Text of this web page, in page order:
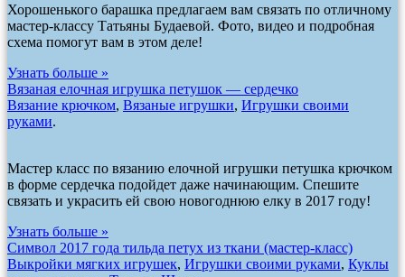
Хорошенького барашка предлагаем вам связать по отличному
мастер-классу Татьяны Будаевой. Фото, видео и подробная
схема помогут вам в этом деле!
Узнать больше »
Вязаная елочная игрушка петушок — сердечко
Вязание крючком, Вязаные игрушки, Игрушки своими
руками.
Мастер класс по вязанию елочной игрушки петушка крючком
в форме сердечка подойдет даже начинающим. Спешите
связать и украсить ей свою новогоднюю елку в 2017 году!
Узнать больше »
Символ 2017 года тильда петух из ткани (мастер-класс)
Выкройки мягких игрушек, Игрушки своими руками, Куклы